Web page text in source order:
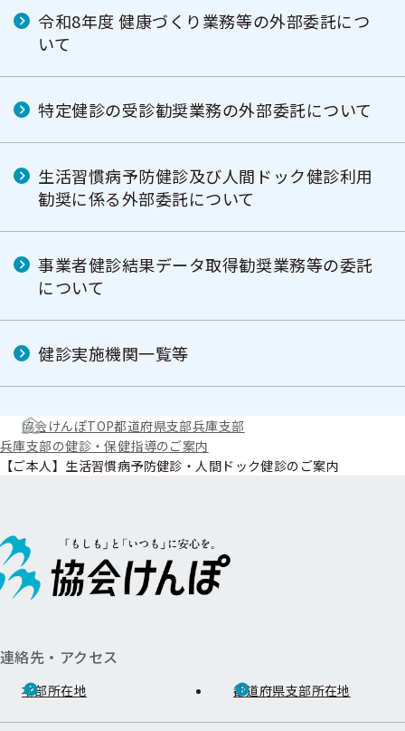
令和8年度 健康づくり業務等の外部委託につ
いて
特定健診の受診勧奨業務の外部委託について
生活習慣病予防健診及び人間ドック健診利用
勧奨に係る外部委託について
事業者健診結果データ取得勧奨業務等の委託
について
健診実施機関一覧等
協会けんぽTOP都道府県支部兵庫支部
兵庫支部の健診・保健指導のご案内
【ご本人】生活習慣病予防健診・人間ドック健診のご案内
連絡先・アクセス
本部所在地 都道府県支部所在地